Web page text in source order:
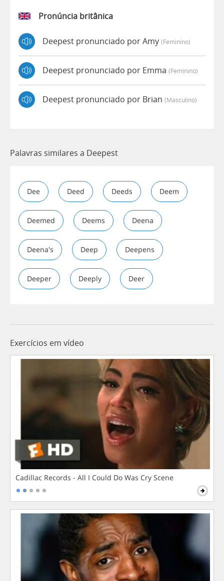
Pronúncia britânica
Deepest pronunciado por Amy (feminino)
Deepest pronunciado por Emma (feminino)
Deepest pronunciado por Brian (masculino)
Palavras similares a Deepest
Dee Deed Deeds Deem
Deemed Deems Deena
Deena's Deep Deepens
Deeper Deeply Deer
Exercícios em vídeo
Cadillac Records - All I Could Do Was Cry Scene